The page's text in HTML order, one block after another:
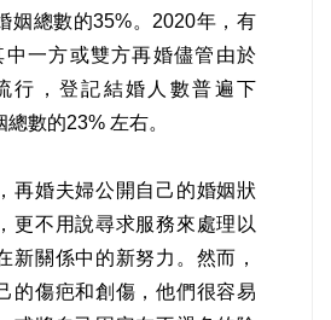
姻總數的35%。2020年，有
中一方或雙方再婚儘管由於
行，登記結婚人數普遍下
數的23% 左右。
再婚夫婦公開自己的婚姻狀
更不用說尋求服務來處理以
新關係中的新努力。然而，
的傷疤和創傷，他們很容易